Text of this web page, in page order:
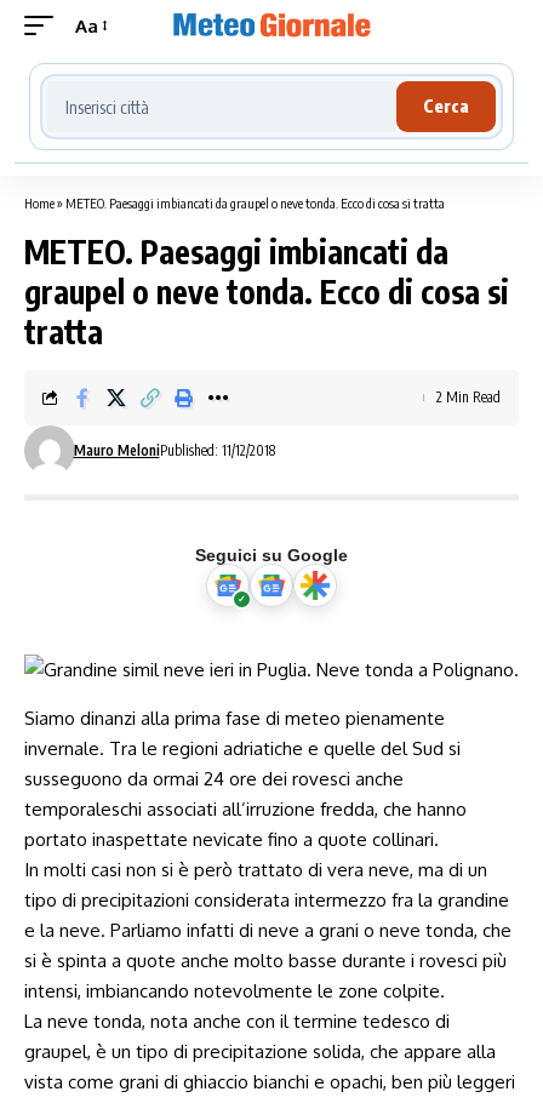
Aa
Cerca località meteo
Cerca
Home» METEO. Paesaggi imbiancati da graupel o neve tonda. Ecco di cosa si tratta
METEO. Paesaggi imbiancati da
graupel o neve tonda. Ecco di cosa si
tratta
Mauro MeloniPublished: 11/12/2018
2 Min Read
Seguici su Google
Siamo dinanzi alla prima fase di meteo pienamente
invernale. Tra le regioni adriatiche e quelle del Sud si
susseguono da ormai 24 ore dei rovesci anche
temporaleschi associati all’irruzione fredda, che hanno
portato inaspettate nevicate fino a quote collinari.
In molti casi non si è però trattato di vera neve, ma di un
tipo di precipitazioni considerata intermezzo fra la grandine
e la neve. Parliamo infatti di neve a grani o neve tonda, che
si è spinta a quote anche molto basse durante i rovesci più
intensi, imbiancando notevolmente le zone colpite.
La neve tonda, nota anche con il termine tedesco di
graupel, è un tipo di precipitazione solida, che appare alla
vista come grani di ghiaccio bianchi e opachi, ben più leggeri